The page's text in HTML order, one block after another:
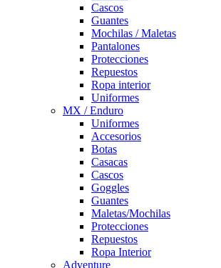
Cascos
Guantes
Mochilas / Maletas
Pantalones
Protecciones
Repuestos
Ropa interior
Uniformes
MX / Enduro
Uniformes
Accesorios
Botas
Casacas
Cascos
Goggles
Guantes
Maletas/Mochilas
Protecciones
Repuestos
Ropa Interior
Adventure